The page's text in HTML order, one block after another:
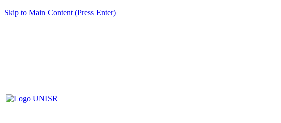
Skip to Main Content (Press Enter)